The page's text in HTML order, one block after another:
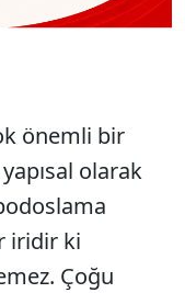
önemli bir
olarak
iridir ki
Çoğu